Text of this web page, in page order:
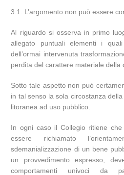
3.1. L’argomento non può essere
Al riguardo si osserva in primo
allegato puntuali elementi i
dell’ormai intervenuta
perdita del carattere materiale della
Sotto tale aspetto non può
in tal senso la sola circostanza
litoranea ad uso pubblico.
In ogni caso il Collegio ritiene
essere richiamato
sdemanializzazione di un bene
un provvedimento espresso,
comportamenti univoci da